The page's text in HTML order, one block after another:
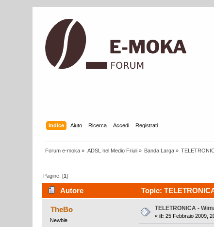
Indice Aiuto Ricerca Accedi Registrati
Forum e-moka » ADSL nel Medio Friuli» Banda Larga »
Pagine: [1]
Autore Topic:
TheBo
Newbie
TELETRONICA -
«il: 25 Febbraio 2009,